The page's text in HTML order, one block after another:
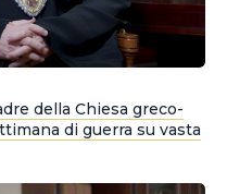
della Chiesa greco-
di guerra su vasta